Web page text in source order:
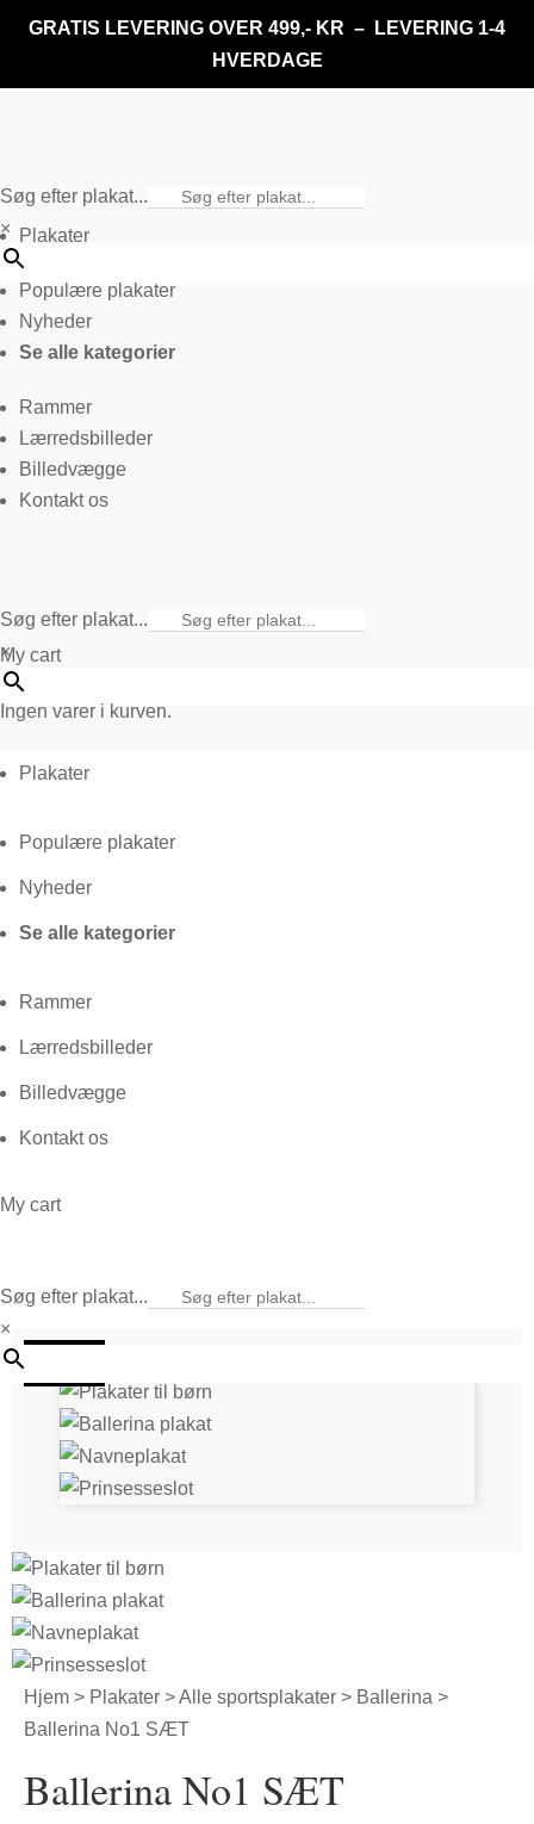
GRATIS LEVERING OVER 499,- KR – LEVERING 1-4
HVERDAGE
Søg efter plakat...
× Plakater
Populære plakater
Nyheder
Se alle kategorier
Rammer
Lærredsbilleder
Billedvægge
Kontakt os
Søg efter plakat...
×
My cart
Ingen varer i kurven.
Plakater
Populære plakater
Nyheder
Se alle kategorier
Rammer
Lærredsbilleder
Billedvægge
Kontakt os
My cart
Søg efter plakat...
×
Hjem > Plakater >Alle sportsplakater > Ballerina >
Ballerina No1 SÆT
Ballerina No1 SÆT